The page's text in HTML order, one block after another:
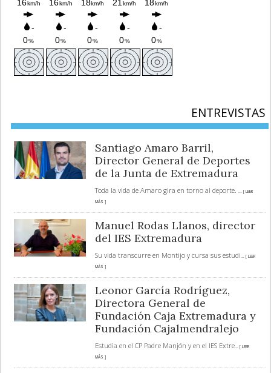
ENTREVISTAS
Santiago Amaro Barril,
Director General de Deportes
de la Junta de Extremadura
Toda la vida de Amaro gira en torno al deporte. ... [ LEER
MÁS ]
Manuel Rodas Llanos, director
del IES Extremadura
Su vida transcurre en Montijo y cursa sus estudi... [ LEER
MÁS ]
Leonor García Rodríguez,
Directora General de
Fundación Caja Extremadura y
Fundación Cajalmendralejo
Estudia en el CP Padre Manjón y en el IES Extre... [ LEER
MÁS ]